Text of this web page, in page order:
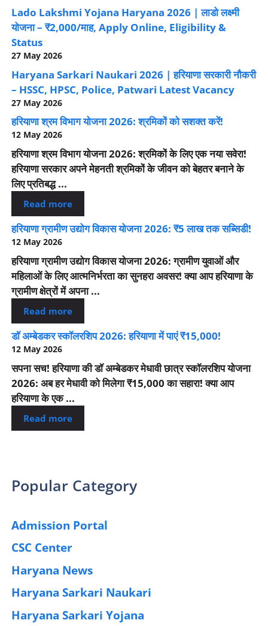
Lado Lakshmi Yojana Haryana 2026 | लाडो लक्ष्मी
योजना – ₹2,000/माह, Apply Online, Eligibility &
Status
27 May 2026
Haryana Sarkari Naukari 2026 | हरियाणा सरकारी नौकरी
– HSSC, HPSC, Police, Patwari Latest Vacancy
27 May 2026
हरियाणा श्रम विभाग योजना 2026: श्रमिकों को सशक्त करें!
12 May 2026
हरियाणा श्रम विभाग योजना 2026: श्रमिकों के लिए एक नया सवेरा!
हरियाणा सरकार अपने मेहनती श्रमिकों के जीवन को बेहतर बनाने के
लिए प्रतिबद्ध ...
Read more
हरियाणा ग्रामीण उद्योग विकास योजना 2026: ₹5 लाख तक सब्सिडी!
12 May 2026
हरियाणा ग्रामीण उद्योग विकास योजना 2026: ग्रामीण युवाओं और
महिलाओं के लिए आत्मनिर्भरता का सुनहरा अवसर! क्या आप हरियाणा के
ग्रामीण क्षेत्रों में अपना ...
Read more
डॉ अम्बेडकर स्कॉलरशिप 2026: हरियाणा में पाएं ₹15,000!
12 May 2026
सपना सच! हरियाणा की डॉ अम्बेडकर मेधावी छात्र स्कॉलरशिप योजना
2026: अब हर मेधावी को मिलेगा ₹15,000 का सहारा! क्या आप
हरियाणा के एक ...
Read more
Popular Category
Admission Portal
CSC Center
Haryana News
Haryana Sarkari Naukari
Haryana Sarkari Yojana